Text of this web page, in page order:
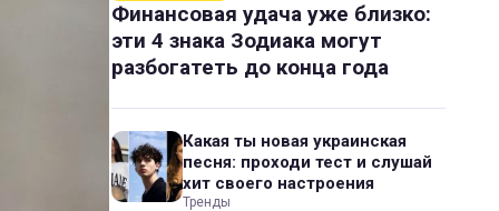
Финансовая удача уже близко:
эти 4 знака Зодиака могут
разбогатеть до конца года
Какая ты новая украинская
песня: проходи тест и слушай
хит своего настроения
Тренды